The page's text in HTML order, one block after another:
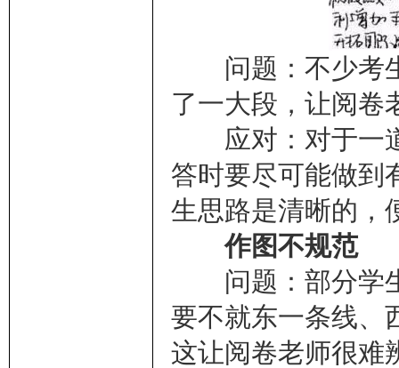
问题：不少考生
了一大段，让阅卷
应对：对于一道
答时要尽可能做到
生思路是清晰的，
作图不规范
问题：部分学生
要不就东一条线、
这让阅卷老师很难